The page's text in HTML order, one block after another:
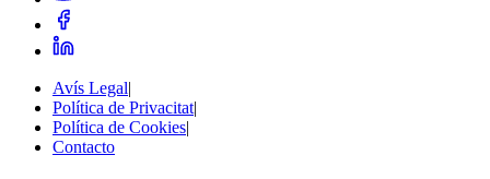
Avís Legal|
Política de Privacitat|
Política de Cookies|
Contacto